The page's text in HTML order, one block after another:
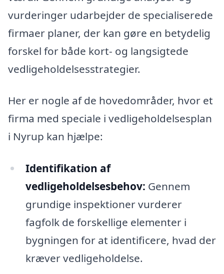
vurderinger udarbejder de specialiserede
firmaer planer, der kan gøre en betydelig
forskel for både kort- og langsigtede
vedligeholdelsesstrategier.
Her er nogle af de hovedområder, hvor et
firma med speciale i vedligeholdelsesplan
i Nyrup kan hjælpe:
Identifikation af
vedligeholdelsesbehov: Gennem
grundige inspektioner vurderer
fagfolk de forskellige elementer i
bygningen for at identificere, hvad der
kræver vedligeholdelse.